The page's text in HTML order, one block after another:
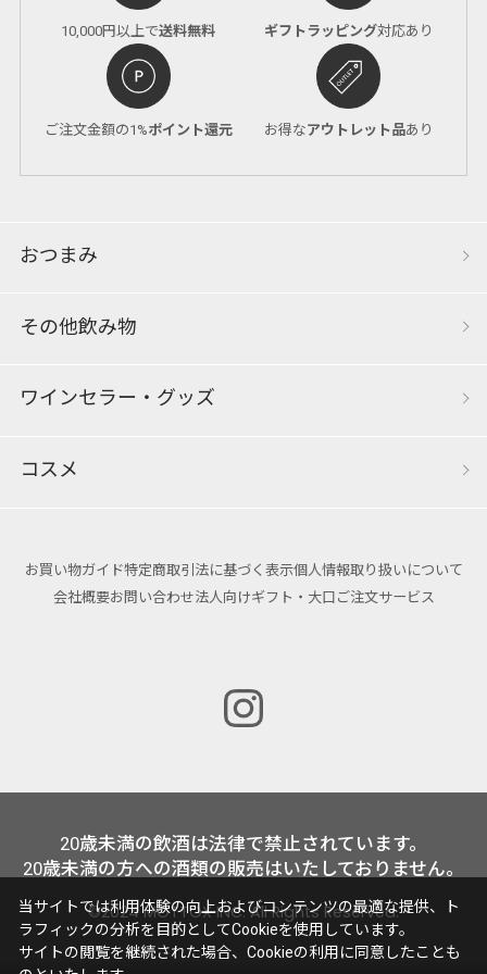
10,000円以上で送料無料 ギフトラッピング対応あり
ご注文金額の1%ポイント還元 お得なアウトレット品あり
おつまみ
その他飲み物
ワインセラー・グッズ
コスメ
お買い物ガイド特定商取引法に基づく表示個人情報取り扱いについて
会社概要お問い合わせ法人向けギフト・大口ご注文サービス
20歳未満の飲酒は法律で禁止されています。
20歳未満の方への酒類の販売はいたしておりません。
©2024 MOTTOX INC. All Rights Reserved.
当サイトでは利用体験の向上およびコンテンツの最適な提供、ト
ラフィックの分析を目的としてCookieを使用しています。
サイトの閲覧を継続された場合、Cookieの利用に同意したことも